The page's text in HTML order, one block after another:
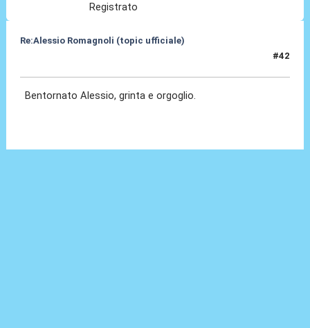
Registrato
Re:Alessio Romagnoli (topic ufficiale)
#42
Bentornato Alessio, grinta e orgoglio.